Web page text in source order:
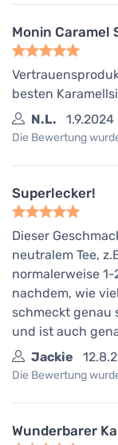
Monin Caramel
besten
N.L.
1.9.2024
Die Bewertung
Superlecker!
Dieser
neutralem Tee,
normalerweise
nachdem, wie
schmeckt genau
und ist auch
Jackie
Die Bewertung
Wunderbarer